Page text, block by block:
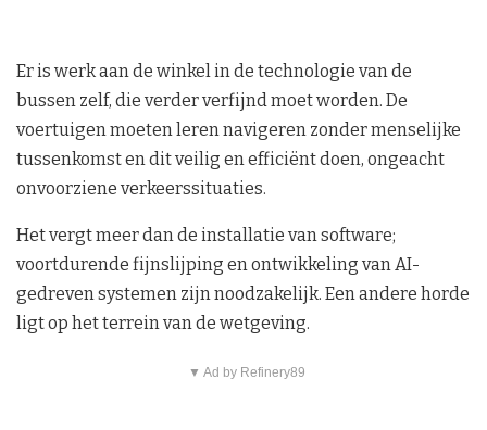
Er is werk aan de winkel in de technologie van de
bussen zelf, die verder verfijnd moet worden. De
voertuigen moeten leren navigeren zonder menselijke
tussenkomst en dit veilig en efficiënt doen, ongeacht
onvoorziene verkeerssituaties.
Het vergt meer dan de installatie van software;
voortdurende fijnslijping en ontwikkeling van AI-
gedreven systemen zijn noodzakelijk. Een andere horde
ligt op het terrein van de wetgeving.
▼ Ad by Refinery89